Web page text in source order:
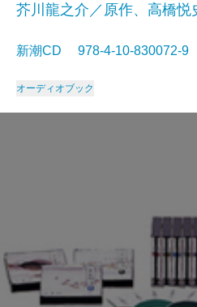
芥川龍之介／原作、高橋悦
新潮CD 978-4-10-830072-
オーディオブック